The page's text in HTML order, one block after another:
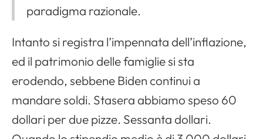
paradigma razionale.
Intanto si registra l’impennata dell’inflazione,
ed il patrimonio delle famiglie si sta
erodendo, sebbene Biden continui a
mandare soldi. Stasera abbiamo speso 60
dollari per due pizze. Sessanta dollari.